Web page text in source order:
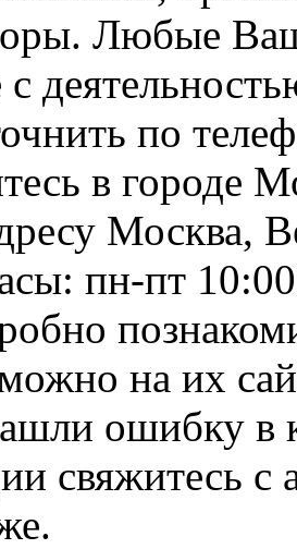
Любые
с
по
в городе
Москва,
пн-пт
на их
ошибку в
свяжитесь